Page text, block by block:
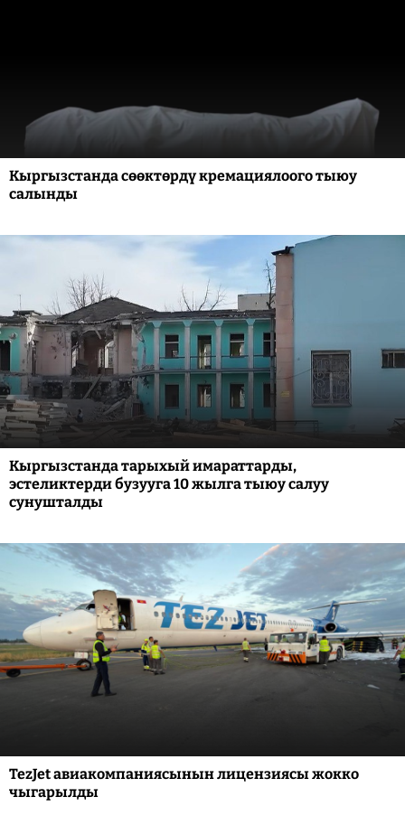
Кыргызстанда сөөктөрдү кремациялоого тыюу
салынды
Кыргызстанда тарыхый имараттарды,
эстеликтерди бузууга 10 жылга тыюу салуу
сунушталды
TezJet авиакомпаниясынын лицензиясы жокко
чыгарылды